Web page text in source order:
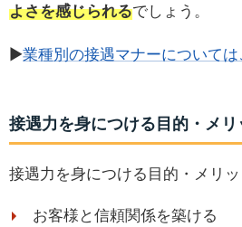
よさを感じられるでしょう。
▶業種別の接遇マナーについては
接遇力を身につける目的・メリ
接遇力を身につける目的・メリッ
お客様と信頼関係を築ける